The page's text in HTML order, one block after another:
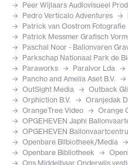
Peer Wijlaars Audiovisueel
Pedro Verticalo Adventures
Patrick van Oostrom Fotografie
Patrick Messmer Grafisch
Paschal Noor - Ballonvaren
Parkschap Nationaal Park de
Paraworks
Paralvor Lda
Pancho and Amelia Aset B.V.
OutSight Media
Outback
Orphiction B.V.
Oranjedak
OrangeTree Video
Orange
OPGEHEVEN Japhi
OPGEHEVEN
Openbare Bilbiotheek/Media
Openbare Bibliotheek
Ons Middelbaar Onderwijs